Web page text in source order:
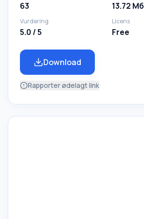
63 13.72 Мб
Vurdering
5.0 / 5
Licens
Free
Download
Rapporter ødelagt link